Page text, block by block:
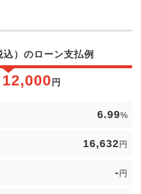
）のローン支払例
12,000 円
6.99%
16,632円
-円